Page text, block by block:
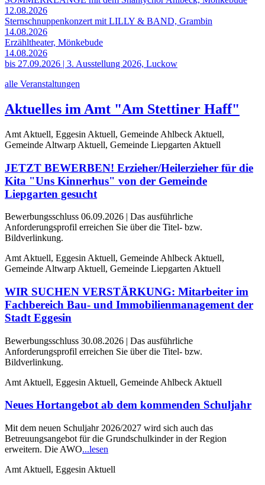
12.08.2026
Sternschnuppenkonzert mit LILLY & BAND, Grambin
14.08.2026
Erzähltheater, Mönkebude
14.08.2026
bis 27.09.2026 | 3. Ausstellung 2026, Luckow
alle Veranstaltungen
Aktuelles im Amt "Am Stettiner Haff"
Amt Aktuell, Eggesin Aktuell, Gemeinde Ahlbeck Aktuell,
Gemeinde Altwarp Aktuell, Gemeinde Liepgarten Aktuell
JETZT BEWERBEN! Erzieher/Heilerzieher für die
Kita "Uns Kinnerhus" von der Gemeinde
Liepgarten gesucht
Bewerbungsschluss 06.09.2026 | Das ausführliche
Anforderungsprofil erreichen Sie über die Titel- bzw.
Bildverlinkung.
Amt Aktuell, Eggesin Aktuell, Gemeinde Ahlbeck Aktuell,
Gemeinde Altwarp Aktuell, Gemeinde Liepgarten Aktuell
WIR SUCHEN VERSTÄRKUNG: Mitarbeiter im
Fachbereich Bau- und Immobilienmanagement der
Stadt Eggesin
Bewerbungsschluss 30.08.2026 | Das ausführliche
Anforderungsprofil erreichen Sie über die Titel- bzw.
Bildverlinkung.
Amt Aktuell, Eggesin Aktuell, Gemeinde Ahlbeck Aktuell
Neues Hortangebot ab dem kommenden Schuljahr
Mit dem neuen Schuljahr 2026/2027 wird sich auch das
Betreuungsangebot für die Grundschulkinder in der Region
erweitern. Die AWO...lesen
Amt Aktuell, Eggesin Aktuell